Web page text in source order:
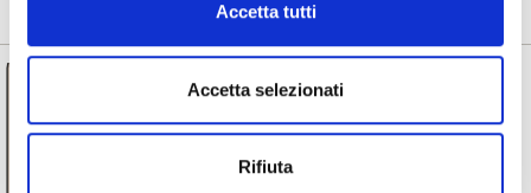
Accetta tutti
Accetta selezionati
Rifiuta
CHAMPION 2023
Read more